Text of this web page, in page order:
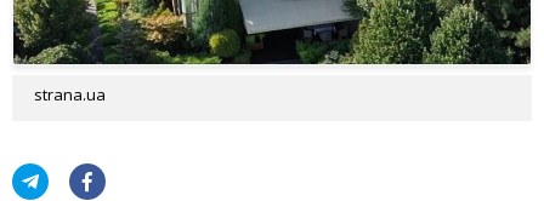
strana.ua